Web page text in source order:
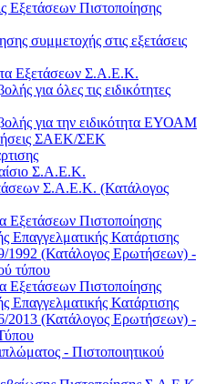
Εξετάσεων Πιστοποίησης
συμμετοχής στις εξετάσεις
Εξετάσεων Σ.Α.Ε.Κ.
για όλες τις ειδικότητες
για την ειδικότητα ΕΥΟΑΜ
ΣΑΕΚ/ΣΕΚ
Σ.Α.Ε.Κ.
Σ.Α.Ε.Κ. (Κατάλογος
Εξετάσεων Πιστοποίησης
Επαγγελματικής Κατάρτισης
1992 (Κατάλογος Ερωτήσεων) -
τύπου
Εξετάσεων Πιστοποίησης
Επαγγελματικής Κατάρτισης
2013 (Κατάλογος Ερωτήσεων) -
- Πιστοποιητικού